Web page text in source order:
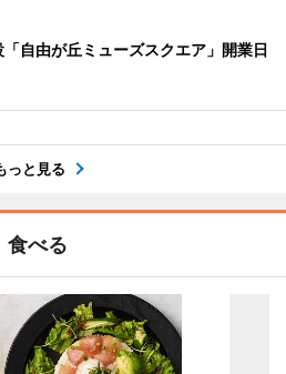
自由が丘ミューズスクエア」開業日
っと見る
食べる